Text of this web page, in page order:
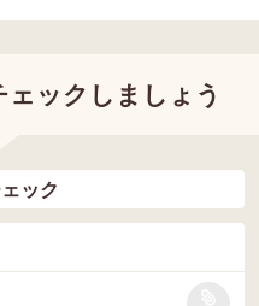
ックしましょう
ック